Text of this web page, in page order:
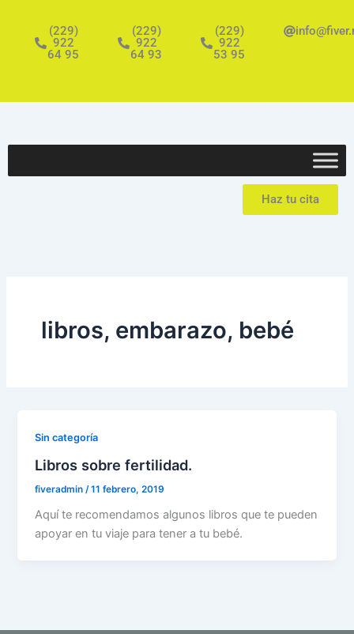
contenido
(229)
922
64 95
(229)
922
64 93
(229)
922
53 95
Haz tu cita
libros, embarazo, bebé
Sin categoría
Libros sobre fertilidad.
fiveradmin /11 febrero, 2019
Aquí te recomendamos algunos libros que te pueden
apoyar en tu viaje para tener a tu bebé.